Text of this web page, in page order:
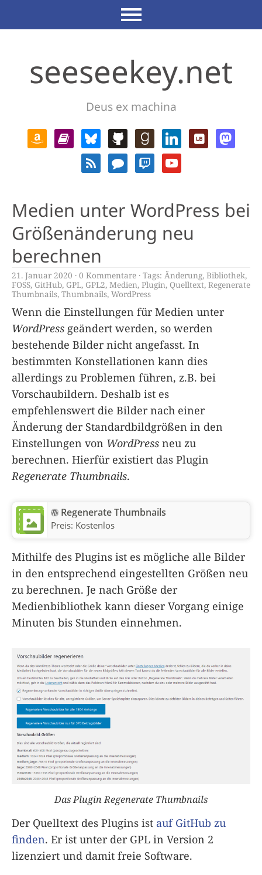
seeseekey.net
Deus ex machina
Medien unter WordPress bei
Größenänderung neu
berechnen
21. Januar 2020 0 Kommentare Tags: Änderung, Bibliothek,
FOSS, GitHub, GPL, GPL2, Medien, Plugin, Quelltext, Regenerate
Thumbnails, Thumbnails, WordPress
Wenn die Einstellungen für Medien unter
WordPress geändert werden, so werden
bestehende Bilder nicht angefasst. In
bestimmten Konstellationen kann dies
allerdings zu Problemen führen, z.B. bei
Vorschaubildern. Deshalb ist es
empfehlenswert die Bilder nach einer
Änderung der Standardbildgrößen in den
Einstellungen von WordPress neu zu
berechnen. Hierfür existiert das Plugin
Regenerate Thumbnails.
Regenerate Thumbnails
Preis: Kostenlos
Mithilfe des Plugins ist es mögliche alle Bilder
in den entsprechend eingestellten Größen neu
zu berechnen. Je nach Größe der
Medienbibliothek kann dieser Vorgang einige
Minuten bis Stunden einnehmen.
Das Plugin Regenerate Thumbnails
Der Quelltext des Plugins ist auf GitHub zu
finden. Er ist unter der GPL in Version 2
lizenziert und damit freie Software.